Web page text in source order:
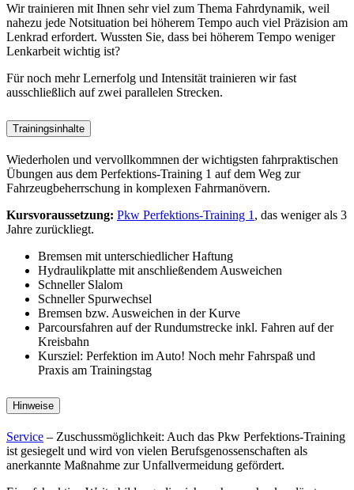
Wir trainieren mit Ihnen sehr viel zum Thema Fahrdynamik, weil
nahezu jede Notsituation bei höherem Tempo auch viel Präzision am
Lenkrad erfordert. Wussten Sie, dass bei höherem Tempo weniger
Lenkarbeit wichtig ist?
Für noch mehr Lernerfolg und Intensität trainieren wir fast
ausschließlich auf zwei parallelen Strecken.
Trainingsinhalte
Wiederholen und vervollkommnen der wichtigsten fahrpraktischen
Übungen aus dem Perfektions-Training 1 auf dem Weg zur
Fahrzeugbeherrschung in komplexen Fahrmanövern.
Kursvoraussetzung: Pkw Perfektions-Training 1 , das weniger als 3
Jahre zurückliegt.
Bremsen mit unterschiedlicher Haftung
Hydraulikplatte mit anschließendem Ausweichen
Schneller Slalom
Schneller Spurwechsel
Bremsen bzw. Ausweichen in der Kurve
Parcoursfahren auf der Rundumstrecke inkl. Fahren auf der
Kreisbahn
Kursziel: Perfektion im Auto! Noch mehr Fahrspaß und
Praxis am Trainingstag
Hinweise
Service – Zuschussmöglichkeit: Auch das Pkw Perfektions-Training
ist gesiegelt und wird von vielen Berufsgenossenschaften als
anerkannte Maßnahme zur Unfallvermeidung gefördert.